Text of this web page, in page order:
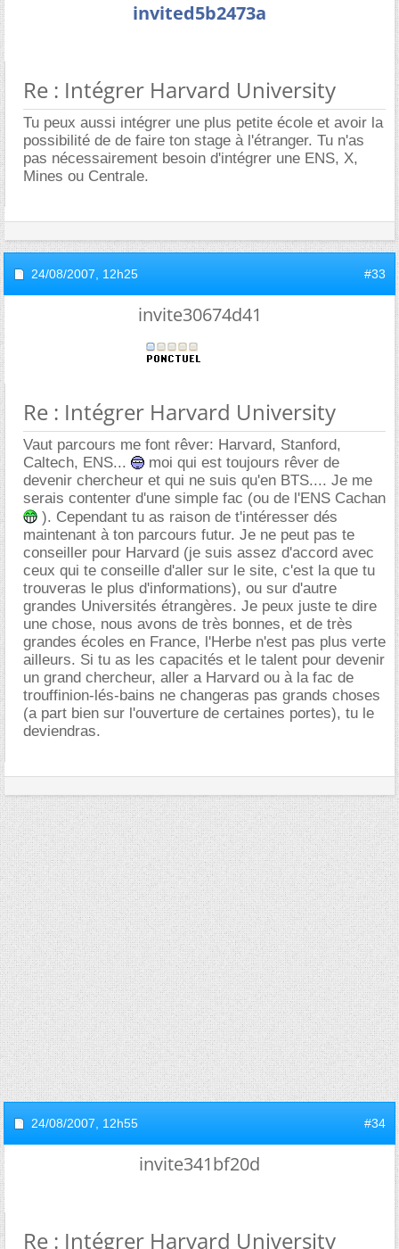
invited5b2473a
Re : Intégrer Harvard University
Tu peux aussi intégrer une plus petite école et avoir la
possibilité de de faire ton stage à l'étranger. Tu n'as
pas nécessairement besoin d'intégrer une ENS, X,
Mines ou Centrale.
24/08/2007, 12h25 #33
invite30674d41
Re : Intégrer Harvard University
Vaut parcours me font rêver: Harvard, Stanford,
Caltech, ENS...
moi qui est toujours rêver de
devenir chercheur et qui ne suis qu'en BTS.... Je me
serais contenter d'une simple fac (ou de l'ENS Cachan
). Cependant tu as raison de t'intéresser dés
maintenant à ton parcours futur. Je ne peut pas te
conseiller pour Harvard (je suis assez d'accord avec
ceux qui te conseille d'aller sur le site, c'est la que tu
trouveras le plus d'informations), ou sur d'autre
grandes Universités étrangères. Je peux juste te dire
une chose, nous avons de très bonnes, et de très
grandes écoles en France, l'Herbe n'est pas plus verte
ailleurs. Si tu as les capacités et le talent pour devenir
un grand chercheur, aller a Harvard ou à la fac de
trouffinion-lés-bains ne changeras pas grands choses
(a part bien sur l'ouverture de certaines portes), tu le
deviendras.
24/08/2007, 12h55 #34
invite341bf20d
Re : Intégrer Harvard University